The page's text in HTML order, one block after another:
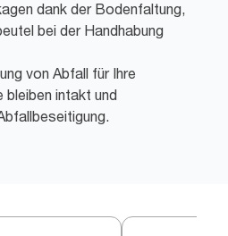
dank der Bodenfaltung,
bei der Handhabung
von Abfall für Ihre
intakt und